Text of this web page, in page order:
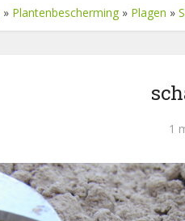
» Plantenbescherming » Plagen »
1